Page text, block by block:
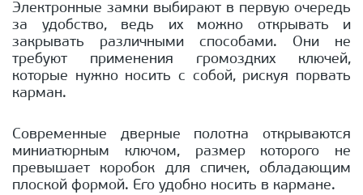
Электронные замки выбирают в первую очередь
за удобство, ведь их можно открывать и
закрывать различными способами. Они не
требуют применения громоздких ключей,
которые нужно носить с собой, рискуя порвать
карман.
Современные дверные полотна открываются
миниатюрным ключом, размер которого не
превышает коробок для спичек, обладающим
плоской формой. Его удобно носить в кармане.